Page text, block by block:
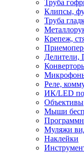
Труба
Клипсы,
Труба
Крепеж,
Делители,
Реле,
ИК/LED
Объективы
Мыши
Муляжи
Наклейки